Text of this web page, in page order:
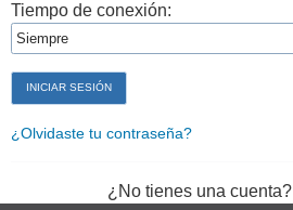
Tiempo de conexión:
¿Olvidaste tu contraseña?
¿No tienes una cuenta?